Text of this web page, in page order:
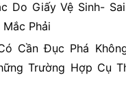
Do Giấy Vệ Sinh-
Phải
Cần Đục Phá
Trường Hợp Cụ